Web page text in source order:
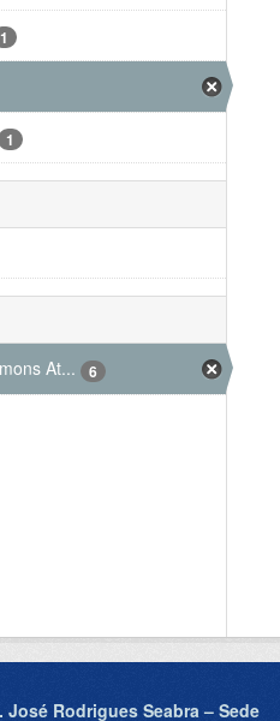
1
1
At...
6
José Rodrigues Seabra – Sede